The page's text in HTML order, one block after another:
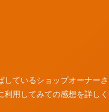
ているショップオーナーさ
用してみての感想を詳しく